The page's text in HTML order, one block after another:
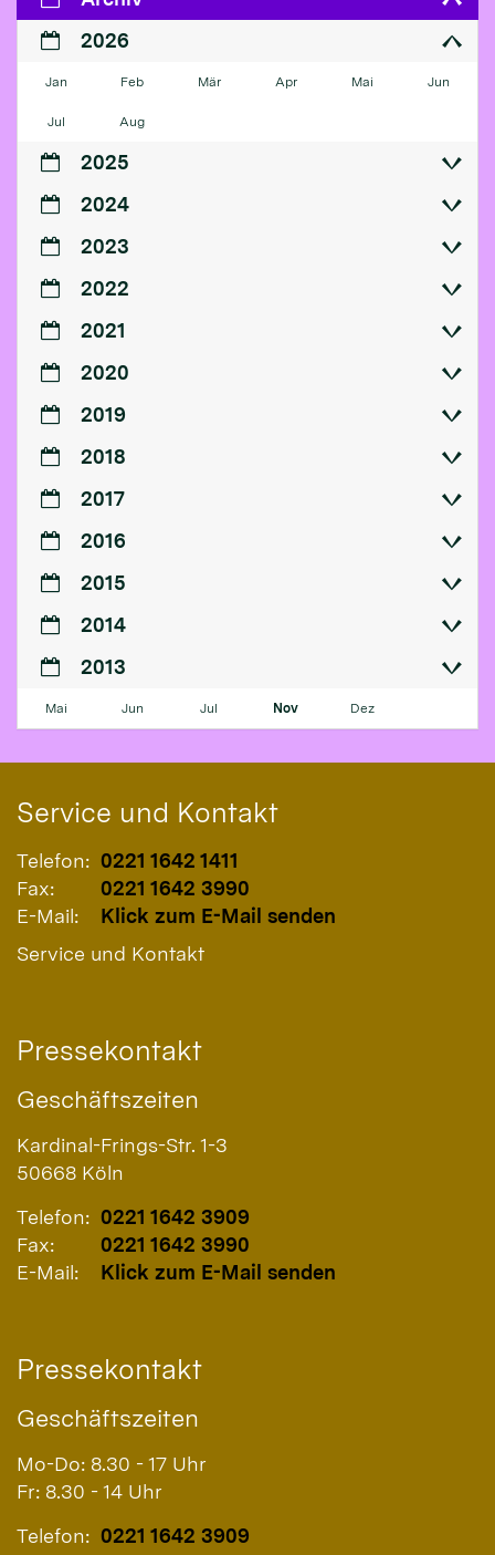
2026
Jan Feb Mär Apr Mai Jun
Jul Aug
2025
2024
2023
2022
2021
2020
2019
2018
2017
2016
2015
2014
2013
Mai Jun Jul Nov Dez
Service und Kontakt
Telefon: 0221 1642 1411
Fax:
0221 1642 3990
E-Mail:
Klick zum E-Mail senden
Service und Kontakt
Pressekontakt
Geschäftszeiten
Kardinal-Frings-Str. 1-3
50668 Köln
Telefon: 0221 1642 3909
Fax:
0221 1642 3990
E-Mail:
Klick zum E-Mail senden
Pressekontakt
Geschäftszeiten
Mo-Do: 8.30 - 17 Uhr
Fr: 8.30 - 14 Uhr
Telefon: 0221 1642 3909